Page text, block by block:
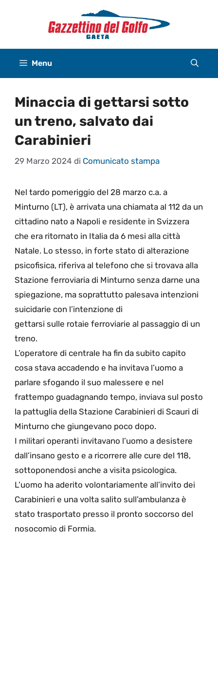
Menu
Minaccia di gettarsi sotto
un treno, salvato dai
Carabinieri
29 Marzo 2024 di Comunicato stampa
Nel tardo pomeriggio del 28 marzo c.a. a
Minturno (LT), è arrivata una chiamata al 112 da un
cittadino nato a Napoli e residente in Svizzera
che era ritornato in Italia da 6 mesi alla città
Natale. Lo stesso, in forte stato di alterazione
psicofisica, riferiva al telefono che si trovava alla
Stazione ferroviaria di Minturno senza darne una
spiegazione, ma soprattutto palesava intenzioni
suicidarie con l’intenzione di
gettarsi sulle rotaie ferroviarie al passaggio di un
treno.
L’operatore di centrale ha fin da subito capito
cosa stava accadendo e ha invitava l’uomo a
parlare sfogando il suo malessere e nel
frattempo guadagnando tempo, inviava sul posto
la pattuglia della Stazione Carabinieri di Scauri di
Minturno che giungevano poco dopo.
I militari operanti invitavano l’uomo a desistere
dall’insano gesto e a ricorrere alle cure del 118,
sottoponendosi anche a visita psicologica.
L’uomo ha aderito volontariamente all’invito dei
Carabinieri e una volta salito sull’ambulanza è
stato trasportato presso il pronto soccorso del
nosocomio di Formia.